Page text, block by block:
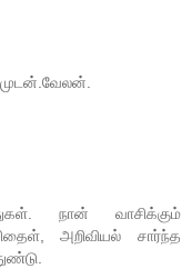
நான் வாசிக்கும்
அறிவியல் சார்ந்த